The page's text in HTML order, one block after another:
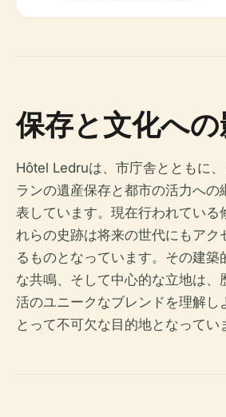
保存と文化へ
Hôtel Ledruは、市庁舎とともに
ランの遺産保存と都市の活力への
表しています。現在行われている
れらの史跡は将来の世代にもアク
るものとなっています。その建築
な共鳴、そして中心的な立地は、
活のユニークなブレンドを理解し
とって不可欠な目的地となってい